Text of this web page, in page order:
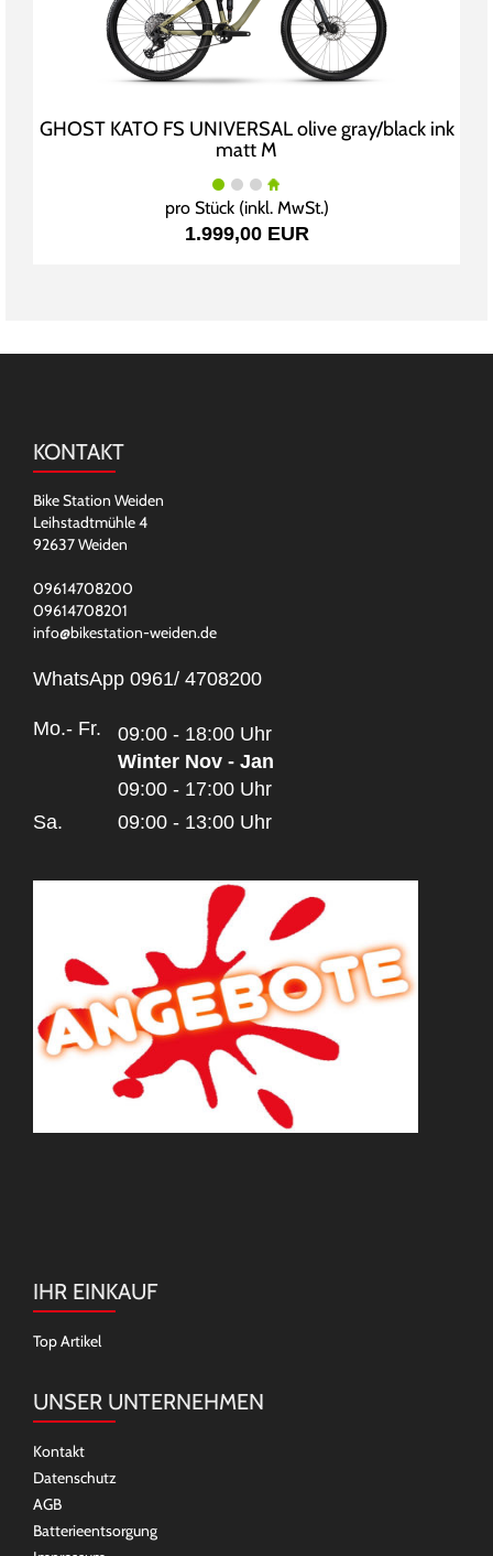
GHOST KATO FS UNIVERSAL olive gray/black ink
matt M
pro Stück (inkl. MwSt.)
1.999,00 EUR
KONTAKT
Bike Station Weiden
Leihstadtmühle 4
92637 Weiden
09614708200
09614708201
info@bikestation-weiden.de
WhatsApp 0961/ 4708200
Mo.- Fr. 09:00 - 18:00 Uhr
Winter Nov - Jan
09:00 - 17:00 Uhr
Sa.
09:00 - 13:00 Uhr
IHR EINKAUF
Top Artikel
UNSER UNTERNEHMEN
Kontakt
Datenschutz
AGB
Batterieentsorgung